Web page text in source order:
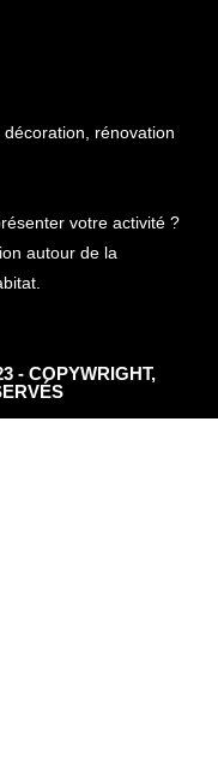
rénovation
votre activité ?
autour de la
- COPYWRIGHT,